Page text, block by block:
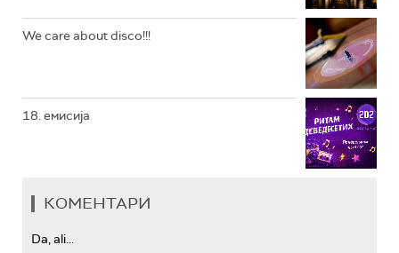
We care about disco!!!
18. емисија
КОМЕНТАРИ
Da, ali...